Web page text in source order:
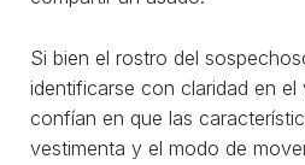
Si bien el rostro del
identificarse con claridad en el
confían en que las
vestimenta y el modo de